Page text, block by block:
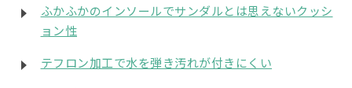
ふかふかのインソールでサンダルとは思えないクッシ
ョン性
テフロン加工で水を弾き汚れが付きにくい